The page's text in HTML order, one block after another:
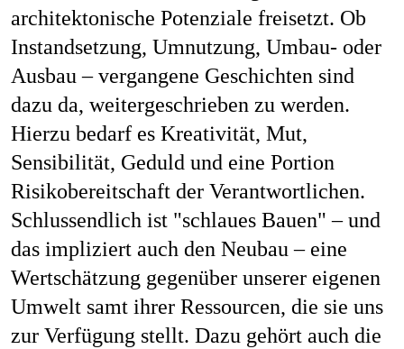
architektonische Potenziale freisetzt. Ob
Instandsetzung, Umnutzung, Umbau- oder
Ausbau – vergangene Geschichten sind
dazu da, weitergeschrieben zu werden.
Hierzu bedarf es Kreativität, Mut,
Sensibilität, Geduld und eine Portion
Risikobereitschaft der Verantwortlichen.
Schlussendlich ist "schlaues Bauen" – und
das impliziert auch den Neubau – eine
Wertschätzung gegenüber unserer eigenen
Umwelt samt ihrer Ressourcen, die sie uns
zur Verfügung stellt. Dazu gehört auch die